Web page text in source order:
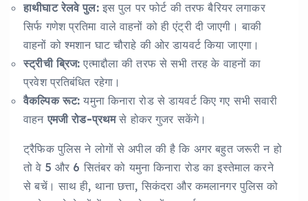
हाथीघाट रेलवे पुल:इस पुल पर फोर्ट की तरफ बैरियर लगाकर
सिर्फ गणेश प्रतिमा वाले वाहनों को ही एंट्री दी जाएगी। बाकी
वाहनों को श्मशान घाट चौराहे की ओर डायवर्ट किया जाएगा।
स्ट्रीची ब्रिज: एत्माद्दौला की तरफ से सभी तरह के वाहनों का
प्रवेश प्रतिबंधित रहेगा।
वैकल्पिक रूट: यमुना किनारा रोड से डायवर्ट किए गए सभी सवारी
वाहनएमजी रोड-प्रथमसे होकर गुजर सकेंगे।
ट्रैफिक पुलिस ने लोगों से अपील की है कि अगर बहुत जरूरी न हो
तो वे 5 और 6 सितंबर को यमुना किनारा रोड का इस्तेमाल करने
से बचें। साथ ही, थाना छत्ता, सिकंदरा और कमलानगर पुलिस को